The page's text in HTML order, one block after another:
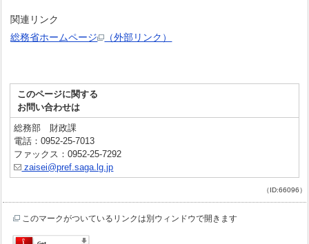
関連リンク
総務省ホームページ
（外部リンク）
このページに関する
お問い合わせは
総務部 財政課
電話：0952-25-7013
ファックス：0952-25-7292
zaisei@pref.saga.lg.jp
（ID:66096）
このマークがついているリンクは別ウィンドウで開きます